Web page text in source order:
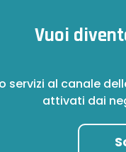
Vuoi
servizi al canale
attivati dai